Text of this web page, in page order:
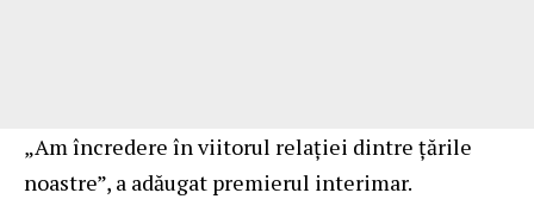
„Am încredere în viitorul relației dintre țările
noastre”, a adăugat premierul interimar.